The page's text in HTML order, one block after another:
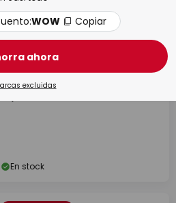
En stock
Cortina de luces LED Dew Drop, altura
100 cm
En stock
WOW Copiar
ahora
excluidas